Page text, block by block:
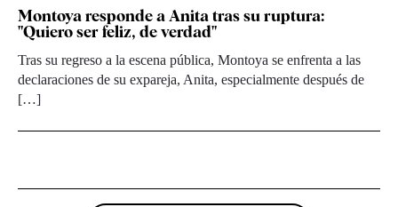
Montoya responde a Anita tras su ruptura:
"Quiero ser feliz, de verdad"
Tras su regreso a la escena pública, Montoya se enfrenta a las
declaraciones de su expareja, Anita, especialmente después de
[…]